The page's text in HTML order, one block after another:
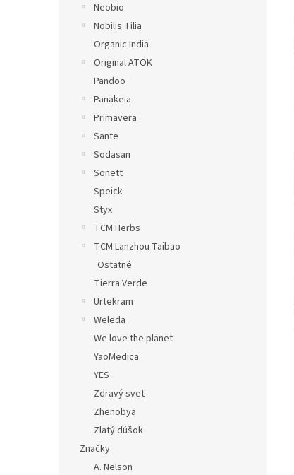
Neobio
Nobilis Tilia
Organic India
Original ATOK
Pandoo
Panakeia
Primavera
Sante
Sodasan
Sonett
Speick
Styx
TCM Herbs
TCM Lanzhou Taibao
Ostatné
Tierra Verde
Urtekram
Weleda
We love the planet
YaoMedica
YES
Zdravý svet
Zhenobya
Zlatý dúšok
Značky
A. Nelson